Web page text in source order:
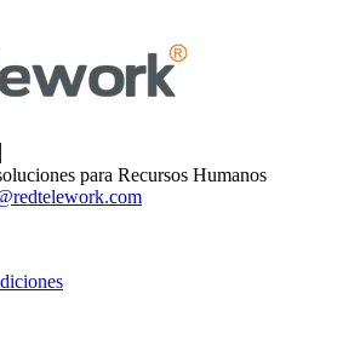
para Recursos Humanos